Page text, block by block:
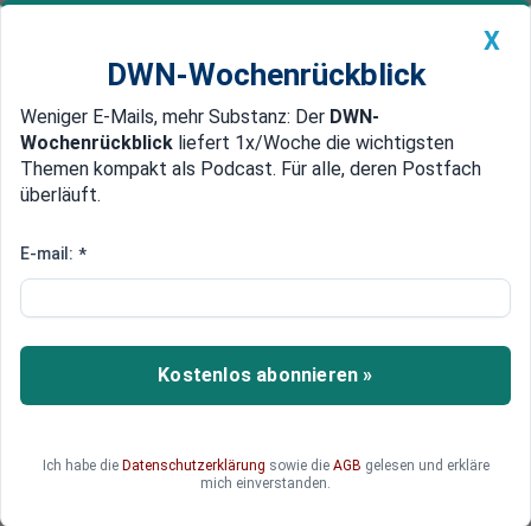
Newsticker MEIN DWN: Geldanlage Premium
Edelmetalle DWN-Magazin China
US-Zölle: USA planen neue Zölle
Die umstrittene Zollpolitik der Trump-Regierung
beschäftigt derzeit die Gerichte. Jetzt wird ein
neues Argument für neue, zusätzliche Zölle
X
DWN-Wochenrückblick
Weniger E-Mails, mehr Substanz: Der DWN-
Wochenrückblick liefert 1x/Woche die wichtigsten
Themen kompakt als Podcast. Für alle, deren Postfach
überläuft.
E-mail: *
Kostenlos abonnieren »
Ich habe die Datenschutzerklärung sowie die AGB gelesen und erkläre
mich einverstanden.